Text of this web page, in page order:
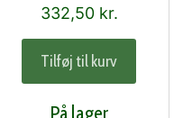
332,50 kr.
Tilføj til kurv
På lager